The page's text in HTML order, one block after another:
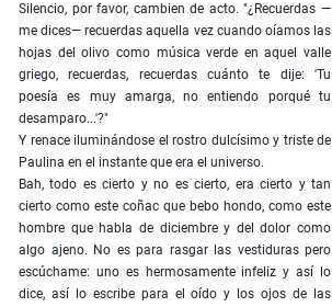
Silencio, por favor, cambien de acto. "¿Recuerdas —
me dices— recuerdas aquella vez cuando oíamos las
hojas del olivo como música verde en aquel valle
griego, recuerdas, recuerdas cuánto te dije: 'Tu
poesía es muy amarga, no entiendo porqué tu
desamparo...'?"
Y renace iluminándose el rostro dulcísimo y triste de
Paulina en el instante que era el universo.
Bah, todo es cierto y no es cierto, era cierto y tan
cierto como este coñac que bebo hondo, como este
hombre que habla de diciembre y del dolor como
algo ajeno. No es para rasgar las vestiduras pero
escúchame: uno es hermosamente infeliz y así lo
dice, así lo escribe para el oído y los ojos de las